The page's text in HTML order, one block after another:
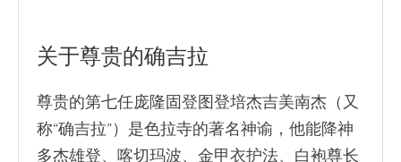
关于尊贵的确吉拉
尊贵的第七任庞隆固登图登培杰吉美南杰（又
称“确吉拉”）是色拉寺的著名神谕，他能降神
多杰雄登、喀切玛波、金甲衣护法、白袍尊长